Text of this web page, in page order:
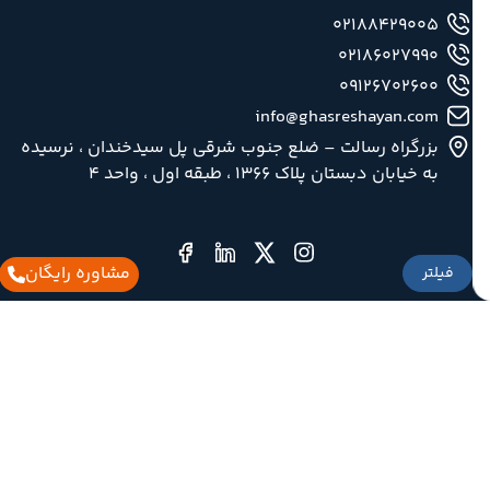
فیلتر مشاوره رایگان
02188429005
02186027990
09126702600
info@ghasreshayan.com
بزرگراه رسالت – ضلع جنوب شرقی پل سیدخندان ، نرسیده
به خیابان دبستان پلاک ۱۳۶۶ ، طبقه اول ، واحد ۴